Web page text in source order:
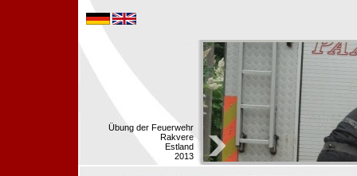
Übung der Feuerwehr
Rakvere
Estland
2013